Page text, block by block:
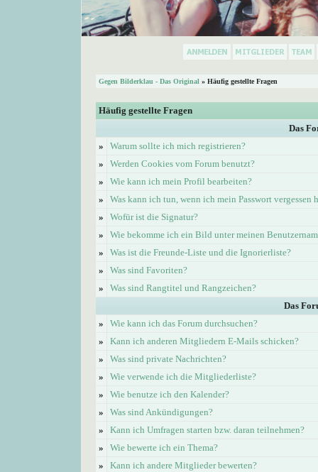
Gegen Bilderklau - Das Original » Häufig gestellte Fragen
Häufig gestellte Fragen
Das
»
Warum sollte ich mich registrieren?
»
Werden Cookies vom Forum benutzt?
»
Wie kann ich mein Profil bearbeiten?
»
Was kann ich tun, wenn ich mein Passwort vergessen
»
Wofür ist die Signatur?
»
Wie bekomme ich ein Bild unter meinen
»
Was ist die Freunde-Liste und die Ignorierliste?
»
Was sind Favoriten?
»
Was sind Rangtitel und Rangzeichen?
Das
»
Wie kann ich das Forum durchsuchen?
»
Kann ich anderen Mitgliedern E-Mails schicken?
»
Was sind private Nachrichten?
»
Wie verwende ich die Mitgliederliste?
»
Wie benutze ich den Kalender?
»
Was sind Ankündigungen?
»
Kann ich Umfragen starten bzw. daran teilnehmen?
»
Wie bewerte ich ein Thema?
»
Kann ich andere Mitglieder bewerten?